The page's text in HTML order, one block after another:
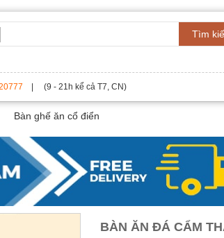
Tìm
| (9 - 21h kể cả T7, CN)
Bàn ghế ăn cổ điển
BÀN ĂN ĐÁ CẨM